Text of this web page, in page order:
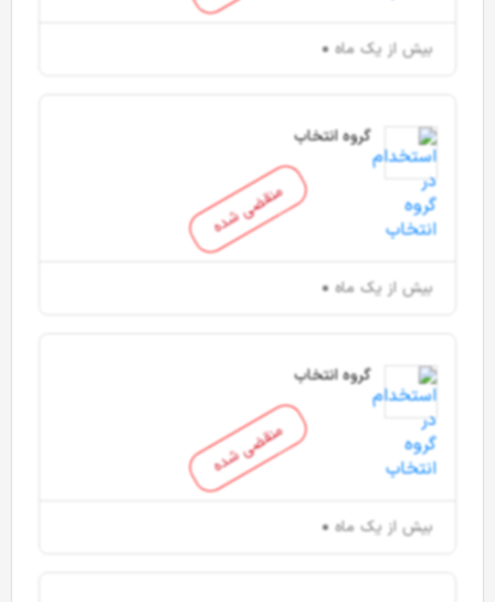
بیش از یک ماه
منقضی شده
گروه انتخاب
بیش از یک ماه
منقضی شده
گروه انتخاب
بیش از یک ماه